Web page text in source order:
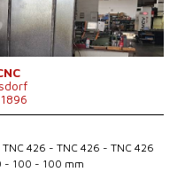
426 - TNC 426 - TNC 426
- 100 - 100 mm